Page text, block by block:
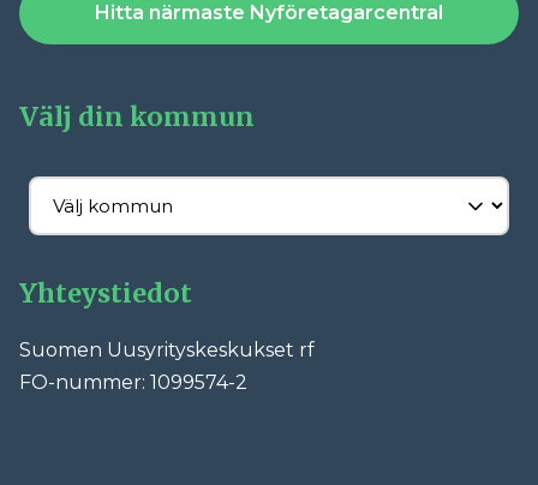
Hitta närmaste Nyföretagarcentral
Välj din kommun
Yhteystiedot
Suomen Uusyrityskeskukset rf
FO-nummer: 1099574-2